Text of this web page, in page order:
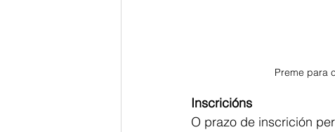
Preme para
Inscricións
O prazo de inscrición